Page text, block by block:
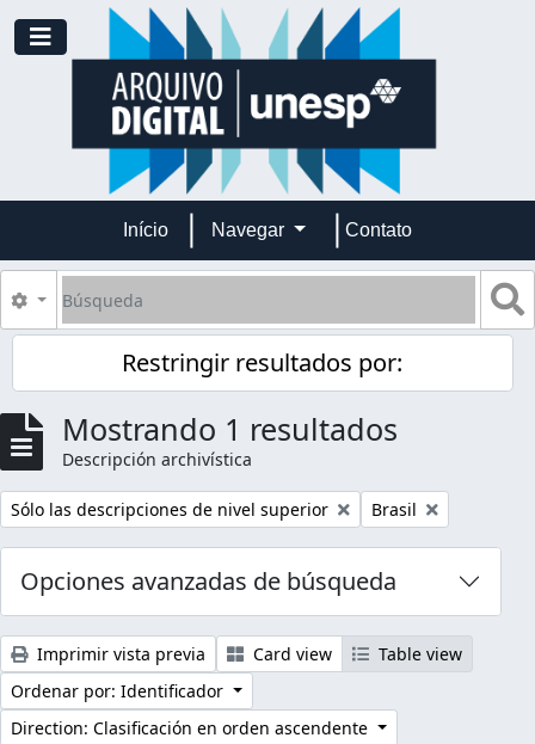
Skip to main content
Toggle navigation
Início Navegar Contato
Búsqueda
Search options
Restringir resultados por:
Mostrando 1 resultados
Descripción archivística
Remove filter:
Sólo las descripciones de nivel superior Remove filter:
Brasil
Opciones avanzadas de búsqueda
Imprimir vista previa Card view
Table view
Ordenar por: Identificador
Direction: Clasificación en orden ascendente